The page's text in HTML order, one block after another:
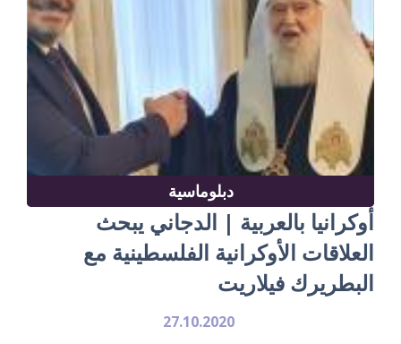
دبلوماسية
أوكرانيا بالعربية | الدجاني يبحث
العلاقات الأوكرانية الفلسطينية مع
البطريرك فيلاريت
27.10.2020